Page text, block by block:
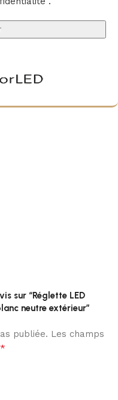
sur “Réglette LED
neutre extérieur”
publiée. Les champs
*